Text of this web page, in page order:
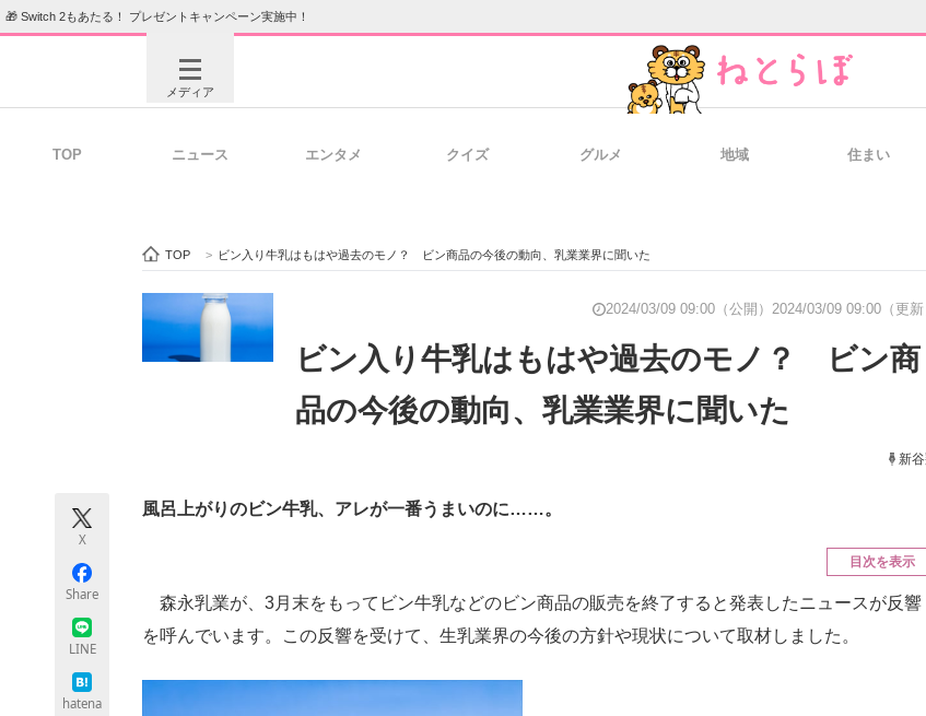
🎁 Switch 2もあたる！ プレゼントキャンペーン実施中！
メディア
ビジネスと働き方のヒント 経営
ITエンジニア向け専門サイト 企業向けIT製品の総合サイト IT製品の技術・比較・事例 製造
モノづくり技術者専門サイト エレクトロニクス専門サイト エ
ちょっと気になるネットの話題
TOP ニュース エンタメ クイズ グルメ 地域 住まい
TOP > ビン入り牛乳はもはや過去のモノ？ ビン商品の今後の動向、乳業業界に聞いた
2024/03/09 09:00（公開） 2024/03/09 09:00（更新
ビン入り牛乳はもはや過去のモノ？ ビン商
品の今後の動向、乳業業界に聞いた
新
X
Share
LINE
hatena
風呂上がりのビン牛乳、アレが一番うまいのに……。
目次を表示
森永乳業が、3月末をもってビン牛乳などのビン商品の販売を終了すると発表したニュースが反響
を呼んでいます。この反響を受けて、生乳業界の今後の方針や現状について取材しました。